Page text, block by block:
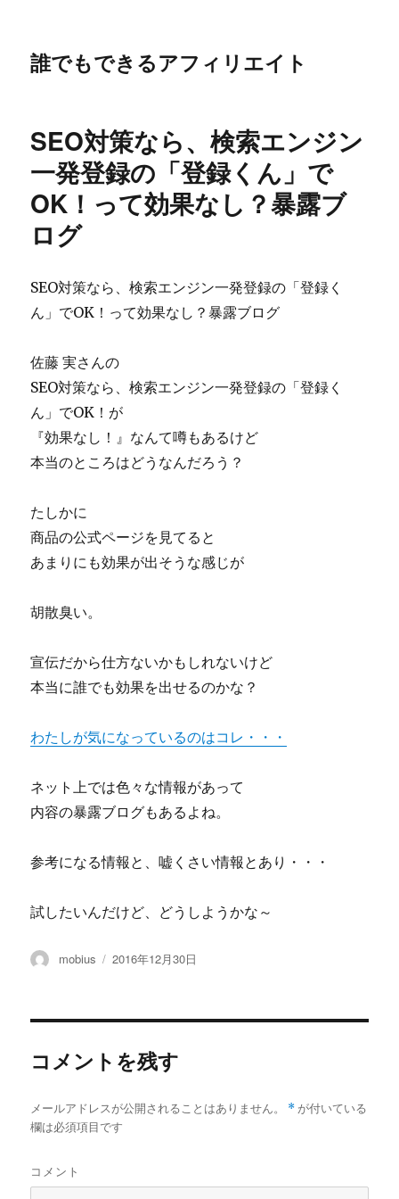
誰でもできるアフィリエイト
SEO対策なら、検索エンジン
一発登録の「登録くん」で
OK！って効果なし？暴露ブ
ログ
SEO対策なら、検索エンジン一発登録の「登録く
ん」でOK！って効果なし？暴露ブログ
佐藤 実さんの
SEO対策なら、検索エンジン一発登録の「登録く
ん」でOK！が
『効果なし！』なんて噂もあるけど
本当のところはどうなんだろう？
たしかに
商品の公式ページを見てると
あまりにも効果が出そうな感じが
胡散臭い。
宣伝だから仕方ないかもしれないけど
本当に誰でも効果を出せるのかな？
わたしが気になっているのはコレ・・・
ネット上では色々な情報があって
内容の暴露ブログもあるよね。
参考になる情報と、嘘くさい情報とあり・・・
試したいんだけど、どうしようかな～
投
mobius
投
2016年12月30日
コメントを残す
メールアドレスが公開されることはありません。 * が付いている
欄は必須項目です
コメント